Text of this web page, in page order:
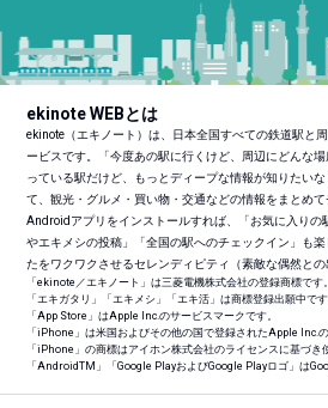
ekinote WEBとは
ekinote（エキノート）は、日本全国すべての鉄道駅と
ービスです。「今度あの駅に行くけど、周辺にどんな
っている駅だけど、もっとディープな情報が知りたい
て、観光・グルメ・買い物・交通などの情報をまとめ
Androidアプリをインストールすれば、「お気に入りの
やエキメシの投稿」「全国の駅へのチェックイン」も
たをワクワクさせるセレンディピティ（素敵な偶然との
「ekinote／エキノート」は三菱電機株式会社の登録商標です。
「エキガタリ」「エキメシ」「エキ活」は商標登録出願中です
「App Store」はApple Inc.のサービスマークです。
「iPhone」は米国およびその他の国で登録されたApple Inc.の
「iPhone」の商標はアイホン株式会社のライセンスに基づき
「AndroidTM 」「Google PlayおよびGoogle Playロゴ」は